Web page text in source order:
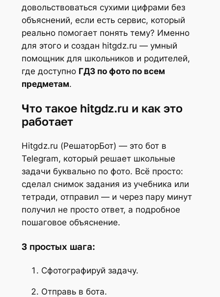
довольствоваться сухими цифрами без
объяснений, если есть сервис, который
реально помогает понять тему? Именно
для этого и создан hitgdz.ru — умный
помощник для школьников и родителей,
где доступно ГДЗ по фото по всем
предметам.
Что такое hitgdz.ru и как это
работает
Hitgdz.ru (РешаторБот) — это бот в
Telegram, который решает школьные
задачи буквально по фото. Всё просто:
сделал снимок задания из учебника или
тетради, отправил — и через пару минут
получил не просто ответ, а подробное
пошаговое объяснение.
3 простых шага:
Сфотографируй задачу.
Отправь в бота.